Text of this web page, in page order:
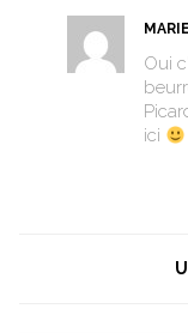
MARIE
Oui
ici